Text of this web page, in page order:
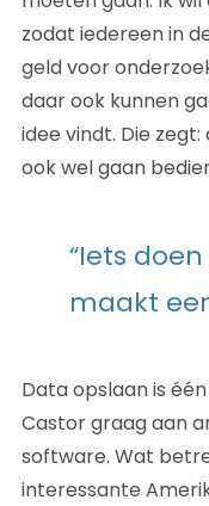
zodat iedereen in
geld voor
daar ook kunnen
idee vindt. Die
ook wel gaan
“Iets
maakt
Data opslaan is
Castor graag aan
software. Wat
interessante